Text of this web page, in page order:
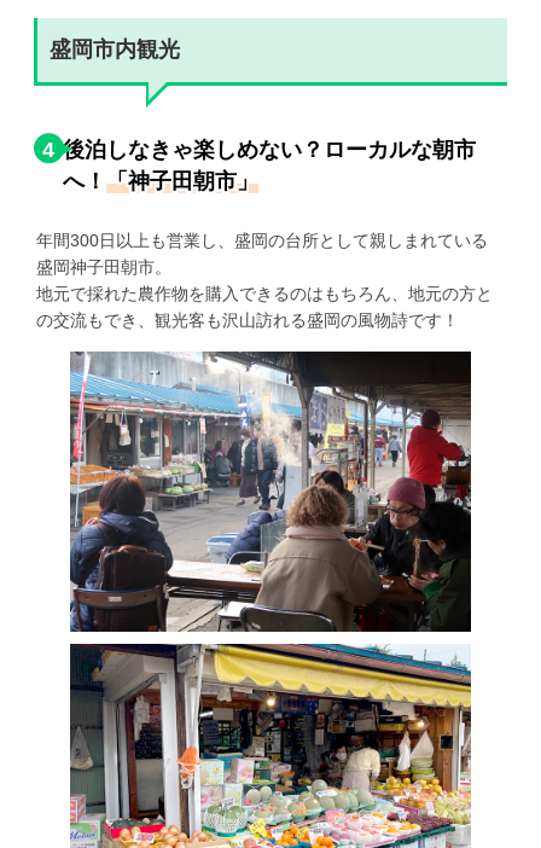
盛岡市内観光
4 後泊しなきゃ楽しめない？ローカルな朝市
へ！「神子田朝市」
年間300日以上も営業し、盛岡の台所として親しまれている
盛岡神子田朝市。
地元で採れた農作物を購入できるのはもちろん、地元の方と
の交流もでき、観光客も沢山訪れる盛岡の風物詩です！